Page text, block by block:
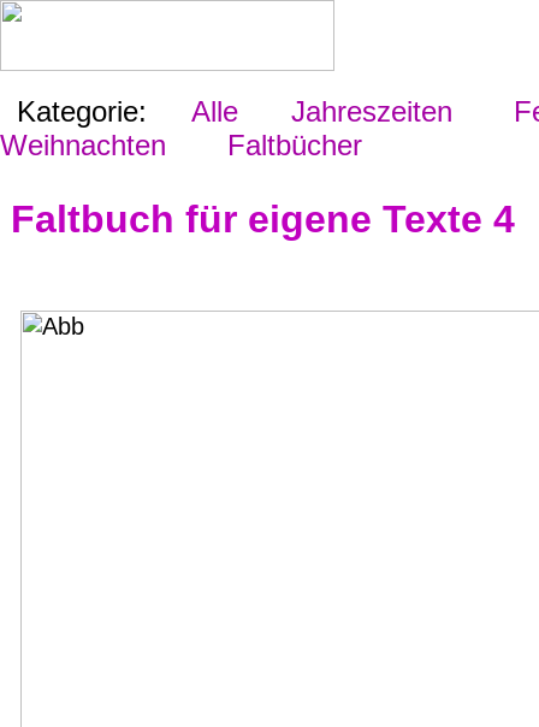
Kategorie: Alle Jahreszeiten
Weihnachten
Faltbücher
Faltbuch für eigene Texte 4